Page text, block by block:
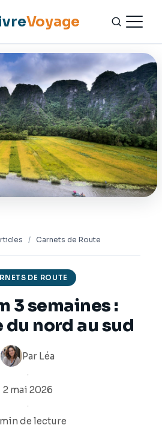
Voyage
/ Carnets de Route
DE ROUTE
3 semaines :
nord au sud
Par Léa
·
2 mai 2026
·
min de lecture